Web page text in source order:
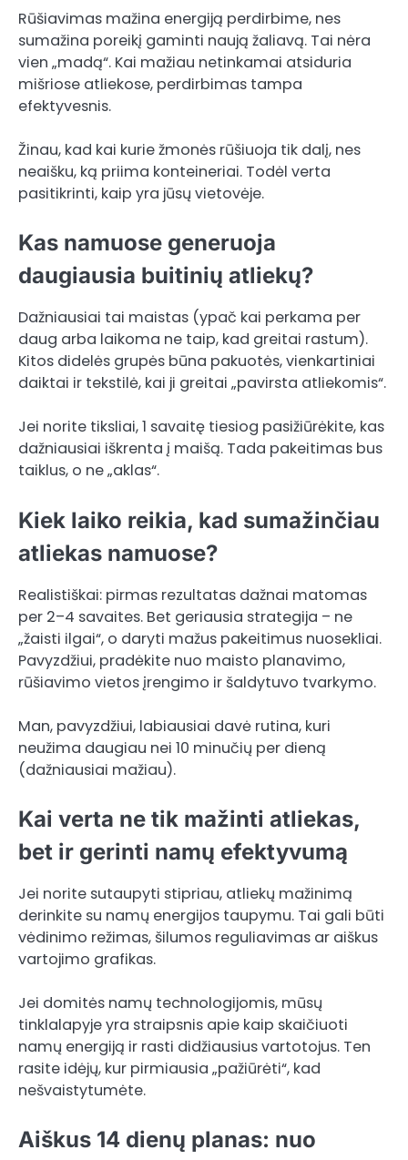
Rūšiavimas mažina energiją perdirbime, nes
sumažina poreikį gaminti naują žaliavą. Tai nėra
vien „madą“. Kai mažiau netinkamai atsiduria
mišriose atliekose, perdirbimas tampa
efektyvesnis.
Žinau, kad kai kurie žmonės rūšiuoja tik dalį, nes
neaišku, ką priima konteineriai. Todėl verta
pasitikrinti, kaip yra jūsų vietovėje.
Kas namuose generuoja
daugiausia buitinių atliekų?
Dažniausiai tai maistas (ypač kai perkama per
daug arba laikoma ne taip, kad greitai rastum).
Kitos didelės grupės būna pakuotės, vienkartiniai
daiktai ir tekstilė, kai ji greitai „pavirsta atliekomis“.
Jei norite tiksliai, 1 savaitę tiesiog pasižiūrėkite, kas
dažniausiai iškrenta į maišą. Tada pakeitimas bus
taiklus, o ne „aklas“.
Kiek laiko reikia, kad sumažinčiau
atliekas namuose?
Realistiškai: pirmas rezultatas dažnai matomas
per 2–4 savaites. Bet geriausia strategija – ne
„žaisti ilgai“, o daryti mažus pakeitimus nuosekliai.
Pavyzdžiui, pradėkite nuo maisto planavimo,
rūšiavimo vietos įrengimo ir šaldytuvo tvarkymo.
Man, pavyzdžiui, labiausiai davė rutina, kuri
neužima daugiau nei 10 minučių per dieną
(dažniausiai mažiau).
Kai verta ne tik mažinti atliekas,
bet ir gerinti namų efektyvumą
Jei norite sutaupyti stipriau, atliekų mažinimą
derinkite su namų energijos taupymu. Tai gali būti
vėdinimo režimas, šilumos reguliavimas ar aiškus
vartojimo grafikas.
Jei domitės namų technologijomis, mūsų
tinklalapyje yra straipsnis apie kaip skaičiuoti
namų energiją ir rasti didžiausius vartotojus. Ten
rasite idėjų, kur pirmiausia „pažiūrėti“, kad
nešvaistytumėte.
Aiškus 14 dienų planas: nuo